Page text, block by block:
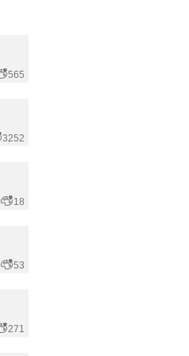
565
3252
18
53
271